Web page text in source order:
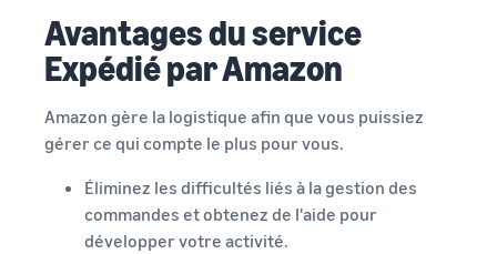
Avantages du service
Expédié par Amazon
Amazon gère la logistique afin que vous puissiez
gérer ce qui compte le plus pour vous.
Éliminez les difficultés liés à la gestion des
commandes et obtenez de l'aide pour
développer votre activité.